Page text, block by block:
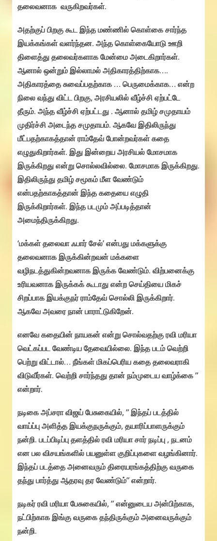
தலைவனாக வருகிறவர்கள்.
அதற்குப் பிறகு கூட இந்த மண்ணில் கொள்கை சார்ந்த
இயக்கங்கள் வளர்ந்தன. அந்த கொள்கையோடு ஊறி
திளைத்து தலைவர்களாக மேன்மை அடைகிறார்கள்.
ஆனால் ஒன்றும் இல்லாமல் அதிகாரத்திற்காக….
அதிகாரத்தை சுவைப்பதற்காக … பெருமைக்காக… என்ற
நிலை வந்து விட்ட பிறகு, அரசியலில் வீழ்ச்சி ஏற்பட்டே
தீரும். அந்த வீழ்ச்சி ஏற்பட்டது . ஆனால் தமிழ் சமுதாயம்
முதிர்ச்சி அடைந்த சமுதாயம். ஆகவே இதிலிருந்து
மீட்பதற்காகத்தான் ராம்தேவ் போன்றவர்கள் கதை
எழுதுகிறார்கள். இது இன்றைய அரசியல் மோசமாக
இருக்கிறது என்று சொல்லவில்லை. மோசமாக இருக்கிறது.
இதிலிருந்து தமிழ் சமூகம் மீள வேண்டும்
என்பதற்காகத்தான் இந்த கதையை எழுதி
இருக்கிறார்கள். இந்த படமும் அப்படித்தான்
அமைந்திருக்கிறது.
‘மக்கள் தலைவா ஃபார் சேல்’ என்பது மக்களுக்கு
தலைவனாக இருக்கின்றவன் மக்களை
வழிநடத்துகின்றவனாக இருக்க வேண்டும். விற்பனைக்கு
உரியவனாக இருக்கக் கூடாது என்ற செய்தியை மிகச்
சிறப்பாக இயக்குநர் ராம்தேவ் சொல்லி இருக்கிறார்.
ஆகவே அவரை நான் பாராட்டுகிறேன்.
எனவே கதையின் நாயகன் என்று சொல்வதற்கு ரவி மரியா
வெட்கப்பட வேண்டிய தேவையில்லை. இந்த படம் வெற்றி
பெற்று விட்டால்… நீங்கள் மிகப்பெரிய கதை தலைவராகி
விடுவீர்கள். வெற்றி சார்ந்தது தான் நம்முடைய வாழ்க்கை ”
என்றார்.
நடிகை அப்சரா விஜய் பேசுகையில், ” இந்தப் படத்தில்
வாய்ப்பு அளித்த இயக்குநருக்கும், தயாரிப்பாளருக்கும்
நன்றி. படப்பிடிப்பு தளத்தில் ரவி மரியா சார் நடிப்பு , நடனம்
என பல விசயங்களில் பயனுள்ள குறிப்புகளை வழங்கினார்.
இந்தப் படத்தை அனைவரும் திரையரங்கத்திற்கு வருகை
தந்து பார்த்து ஆதரவு தர வேண்டும்” என்றார்.
நடிகர் ரவி மரியா பேசுகையில், ” என்னுடைய அன்பிற்காக,
நட்பிற்காக இங்கு வருகை தந்திருக்கும் அனைவருக்கும்
நன்றி.